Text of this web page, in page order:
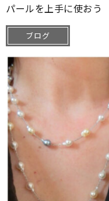
パールを上手に使お
ブログ